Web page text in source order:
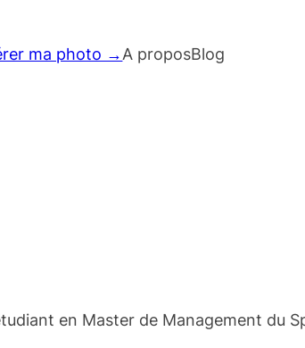
ma photo →A proposBlog
en Master de Management du